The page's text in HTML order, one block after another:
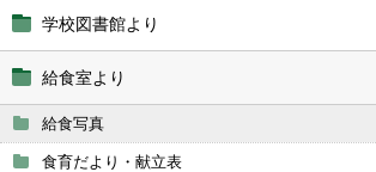
学校図書館より
給食室より
給食写真
食育だより・献立表